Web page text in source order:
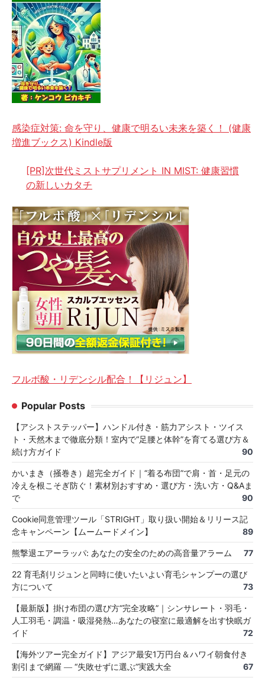
感染症対策: 命を守り、健康で明るい未来を築く！ (健康
増進ブックス) Kindle版
[PR]次世代ミストサプリメント IN MIST: 健康習慣
の新しいカタチ
フルボ酸・リデンシル配合！【リジュン】
Popular Posts
【アシストステッパー】ハンドル付き・筋力アシスト・ツイス
ト・天然木まで徹底分類！室内で“足腰と体幹”を育てる選び方＆
続け方ガイド
90
かいまき（掻巻き）超完全ガイド｜“着る布団”で肩・首・足元の
冷えを根こそぎ防ぐ！素材別おすすめ・選び方・洗い方・Q&Aま
で
90
Cookie同意管理ツール「STRIGHT」取り扱い開始＆リリース記
念キャンペーン【ムームードメイン】
89
熊撃退エアーラッパ: あなたの安全のための高音量アラーム 77
22 育毛剤リジュンと同時に使いたいよい育毛シャンプーの選び
方について
73
【最新版】掛け布団の選び方“完全攻略”｜シンサレート・羽毛・
人工羽毛・調温・吸湿発熱…あなたの寝室に最適解を出す快眠ガ
イド
72
【海外ツアー完全ガイド】アジア最安1万円台＆ハワイ朝食付き
割引まで網羅 ― “失敗せずに選ぶ”実践大全
67